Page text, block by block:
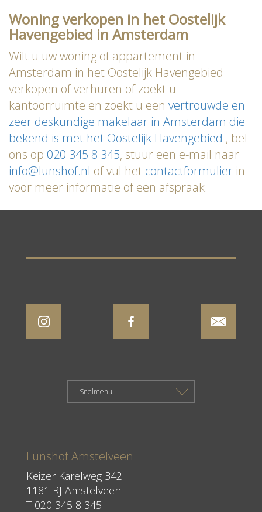
Woning verkopen in het Oostelijk
Havengebied in Amsterdam
Wilt u uw woning of appartement in
Amsterdam in het Oostelijk Havengebied
verkopen of verhuren of zoekt u
kantoorruimte en zoekt u een vertrouwde en
zeer deskundige makelaar in Amsterdam die
bekend is met het Oostelijk Havengebied , bel
ons op 020 345 8 345, stuur een e-mail naar
info@lunshof.nl of vul het contactformulier in
voor meer informatie of een afspraak.
Lunshof Amstelveen
Keizer Karelweg 342
1181 RJ Amstelveen
T 020 345 8 345